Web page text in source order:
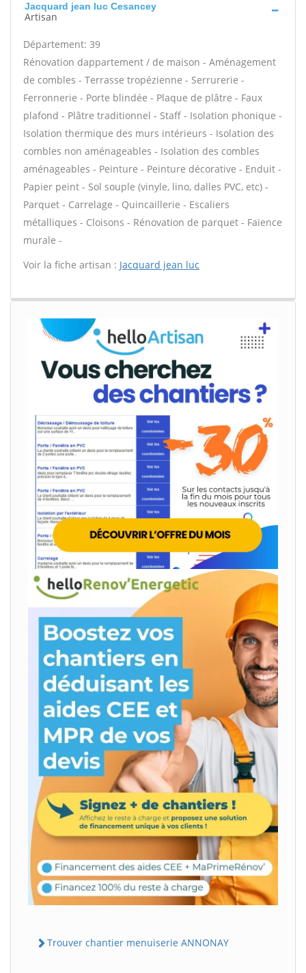
Jacquard jean luc Cesancey
Artisan
Département: 39
Rénovation dappartement / de maison - Aménagement
de combles - Terrasse tropézienne - Serrurerie -
Ferronnerie - Porte blindée - Plaque de plâtre - Faux
plafond - Plâtre traditionnel - Staff - Isolation phonique -
Isolation thermique des murs intérieurs - Isolation des
combles non aménageables - Isolation des combles
aménageables - Peinture - Peinture décorative - Enduit -
Papier peint - Sol souple (vinyle, lino, dalles PVC, etc) -
Parquet - Carrelage - Quincaillerie - Escaliers
métalliques - Cloisons - Rénovation de parquet - Faïence
murale -
Voir la fiche artisan : Jacquard jean luc
Trouver chantier menuiserie ANNONAY